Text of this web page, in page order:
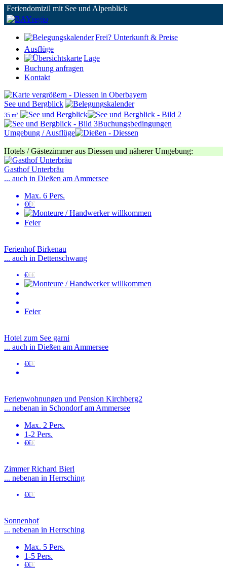
Feriendomizil mit See und Alpenblick
Frei? Unterkunft & Preise
Ausflüge
Lage
Buchung anfragen
Kontakt
See und Bergblick
35 m²
Buchungsbedingungen
Umgebung / Ausflüge
Hotels / Gästezimmer aus Diessen und näherer Umgebung:
Gasthof Unterbräu
... auch in Dießen am Ammersee
Max. 6 Pers.
€€€
Feier
Ferienhof Birkenau
... auch in Dettenschwang
€€€
Feier
Hotel zum See garni
... auch in Dießen am Ammersee
€€€
Ferienwohnungen und Pension Kirchberg2
... nebenan in Schondorf am Ammersee
Max. 2 Pers.
1-2 Pers.
€€€
Zimmer Richard Bierl
... nebenan in Herrsching
€€€
Sonnenhof
... nebenan in Herrsching
Max. 5 Pers.
1-5 Pers.
€€€